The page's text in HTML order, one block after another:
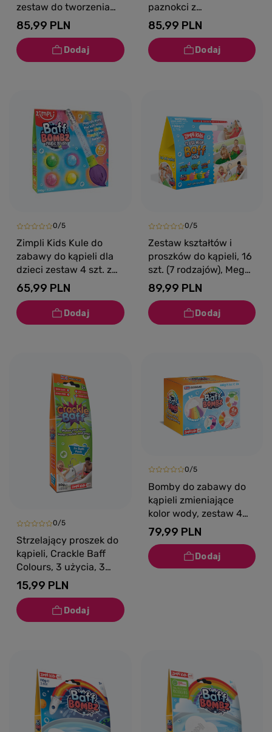
zestaw do tworzenia
gelli z figurkami i tacą
Gelli Worlds Dino Pack
5 użyć 3+
85,99 PLN
paznokci z
przybornikiem
dmuchaną miską i
galaretką do kąpieli
Gelli Spa 5+
85,99 PLN
0/5
Zimpli Kids Kule do
zabawy do kąpieli dla
dzieci zestaw 4 szt. z
pędzlem Baff Bombz
Magic Brush 3+
65,99 PLN
0/5
Zestaw kształtów i
proszków do kąpieli, 16
szt. (7 rodzajów), Mega
Baff Pack, 3+, Zimpli
Kids
89,99 PLN
0/5
Strzelający proszek do
kąpieli, Crackle Baff
Colours, 3 użycia, 3
kolory, 3+, Zimpli Kids
15,99 PLN
0/5
Bomby do zabawy do
kąpieli zmieniające
kolor wody, zestaw 4
szt., Rainbow Baff
Bombz, 3+, Zimpli Kids
79,99 PLN